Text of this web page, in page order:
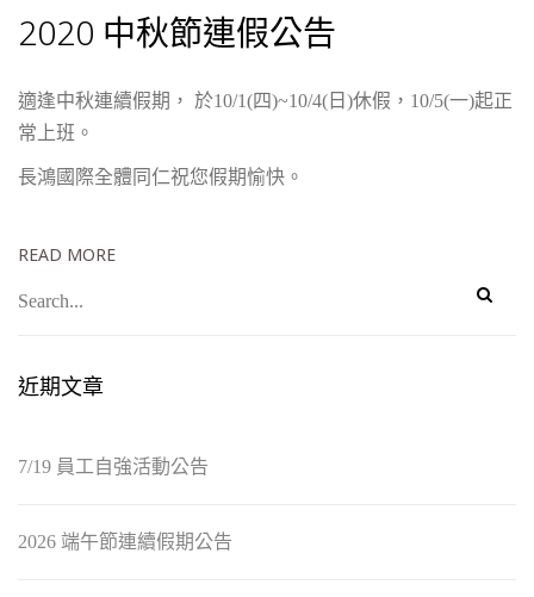
2020 中秋節連假公告
適逢中秋連續假期， 於10/1(四)~10/4(日)休假，10/5(一)起正
常上班。
長鴻國際全體同仁祝您假期愉快。
READ MORE
近期文章
7/19 員工自強活動公告
2026 端午節連續假期公告